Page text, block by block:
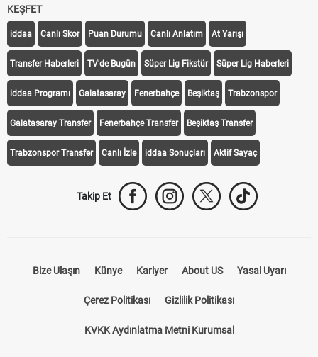
KEŞFET
iddaa Canlı Skor Puan Durumu Canlı Anlatım At Yarışı
Transfer Haberleri TV'de Bugün Süper Lig Fikstür Süper Lig Haberleri
iddaa Programı Galatasaray Fenerbahçe Beşiktaş Trabzonspor
Galatasaray Transfer Fenerbahçe Transfer Beşiktaş Transfer
Trabzonspor Transfer Canlı İzle iddaa Sonuçları Aktif Sayaç
Takip Et
Bize Ulaşın Künye Kariyer About US Yasal Uyarı
Çerez Politikası Gizlilik Politikası
KVKK Aydınlatma Metni Kurumsal